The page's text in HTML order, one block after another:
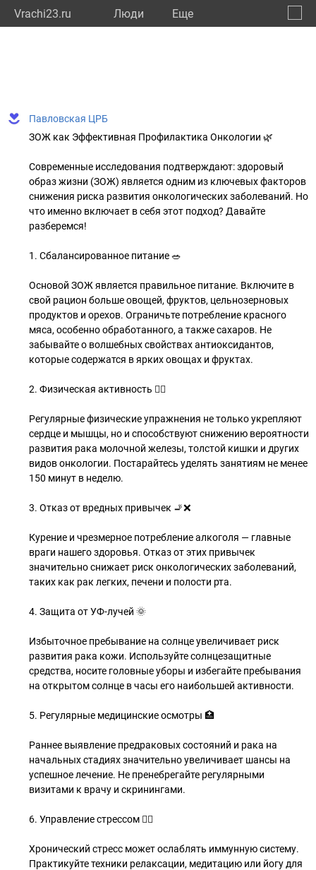
Vrachi23.ru Люди Eще
Павловская ЦРБ
ЗОЖ как Эффективная Профилактика Онкологии 🌿
Современные исследования подтверждают: здоровый
образ жизни (ЗОЖ) является одним из ключевых факторов
снижения риска развития онкологических заболеваний. Но
что именно включает в себя этот подход? Давайте
разберемся!
1. Сбалансированное питание 🥗
Основой ЗОЖ является правильное питание. Включите в
свой рацион больше овощей, фруктов, цельнозерновых
продуктов и орехов. Ограничьте потребление красного
мяса, особенно обработанного, а также сахаров. Не
забывайте о волшебных свойствах антиоксидантов,
которые содержатся в ярких овощах и фруктах.
2. Физическая активность 🏋️‍♀️
Регулярные физические упражнения не только укрепляют
сердце и мышцы, но и способствуют снижению вероятности
развития рака молочной железы, толстой кишки и других
видов онкологии. Постарайтесь уделять занятиям не менее
150 минут в неделю.
3. Отказ от вредных привычек 🚬❌
Курение и чрезмерное потребление алкоголя — главные
враги нашего здоровья. Отказ от этих привычек
значительно снижает риск онкологических заболеваний,
таких как рак легких, печени и полости рта.
4. Защита от УФ-лучей 🌞
Избыточное пребывание на солнце увеличивает риск
развития рака кожи. Используйте солнцезащитные
средства, носите головные уборы и избегайте пребывания
на открытом солнце в часы его наибольшей активности.
5. Регулярные медицинские осмотры 🏥
Раннее выявление предраковых состояний и рака на
начальных стадиях значительно увеличивает шансы на
успешное лечение. Не пренебрегайте регулярными
визитами к врачу и скринингами.
6. Управление стрессом 🧘‍♂️
Хронический стресс может ослаблять иммунную систему.
Практикуйте техники релаксации, медитацию или йогу для